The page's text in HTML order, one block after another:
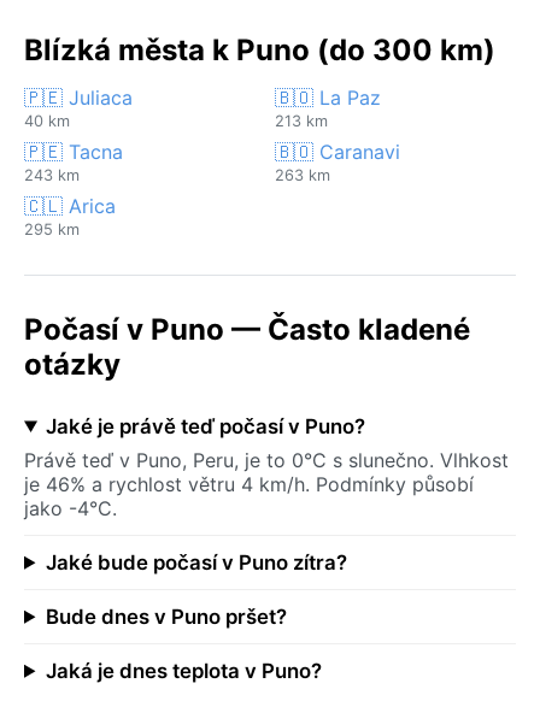
Blízká města k Puno (do 300 km)
🇵🇪 Juliaca
40 km
🇧🇴 La Paz
213 km
🇵🇪 Tacna
243 km
🇧🇴 Caranavi
263 km
🇨🇱 Arica
295 km
Počasí v Puno — Často kladené
otázky
Jaké je právě teď počasí v Puno?
Právě teď v Puno, Peru, je to 0°C s slunečno. Vlhkost
je 46% a rychlost větru 4 km/h. Podmínky působí
jako -4°C.
Jaké bude počasí v Puno zítra?
Bude dnes v Puno pršet?
Jaká je dnes teplota v Puno?